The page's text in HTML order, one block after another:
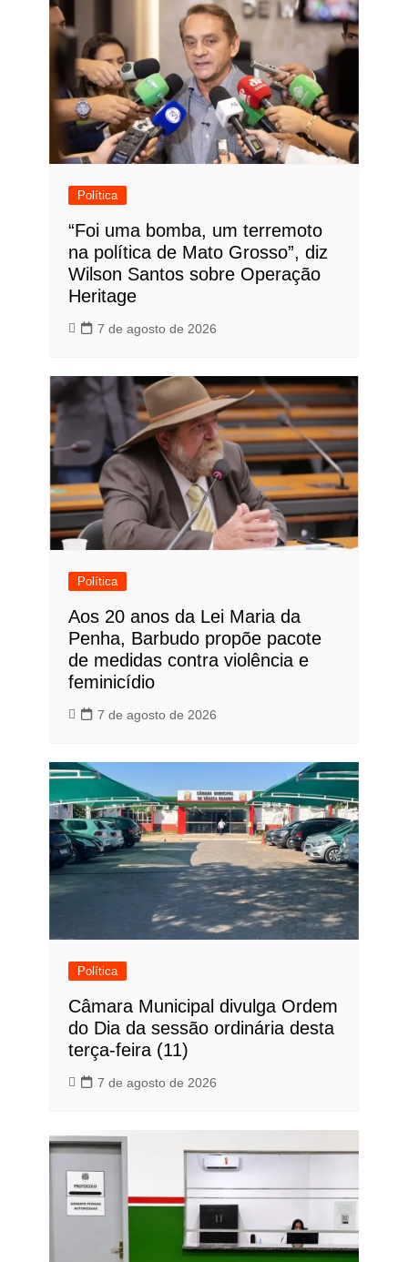
Política
“Foi uma bomba, um terremoto
na política de Mato Grosso”, diz
Wilson Santos sobre Operação
Heritage
7 de agosto de 2026
Política
Aos 20 anos da Lei Maria da
Penha, Barbudo propõe pacote
de medidas contra violência e
feminicídio
7 de agosto de 2026
Política
Câmara Municipal divulga Ordem
do Dia da sessão ordinária desta
terça-feira (11)
7 de agosto de 2026